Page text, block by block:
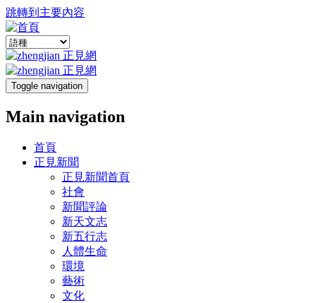
跳轉到主要內容
Toggle navigation
Main navigation
首頁
正見新聞
正見新聞首頁
社會
新聞評論
新天文志
新五行志
人體生命
環境
藝術
文化